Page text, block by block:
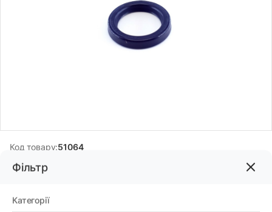
Фільтр
Категорії
Код товару:51064
151.83грн